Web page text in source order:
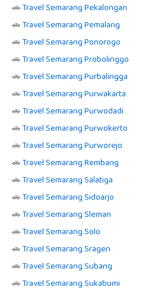
🚗Travel Semarang Pekalongan
🚗Travel Semarang Pemalang
🚗Travel Semarang Ponorogo
🚗Travel Semarang Probolinggo
🚗Travel Semarang Purbalingga
🚗Travel Semarang Purwakarta
🚗Travel Semarang Purwodadi
🚗Travel Semarang Purwokerto
🚗Travel Semarang Purworejo
🚗Travel Semarang Rembang
🚗Travel Semarang Salatiga
🚗Travel Semarang Sidoarjo
🚗Travel Semarang Sleman
🚗Travel Semarang Solo
🚗Travel Semarang Sragen
🚗Travel Semarang Subang
🚗Travel Semarang Sukabumi